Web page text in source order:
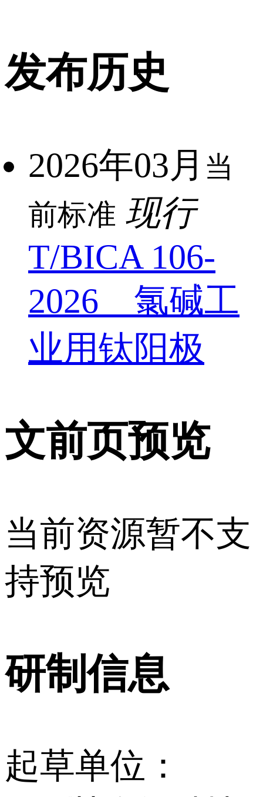
发布历史
2026年03月 当
前标准 现行
T/BICA 106-
2026 氯碱工
业用钛阳极
文前页预览
当前资源暂不支
持预览
研制信息
起草单位：